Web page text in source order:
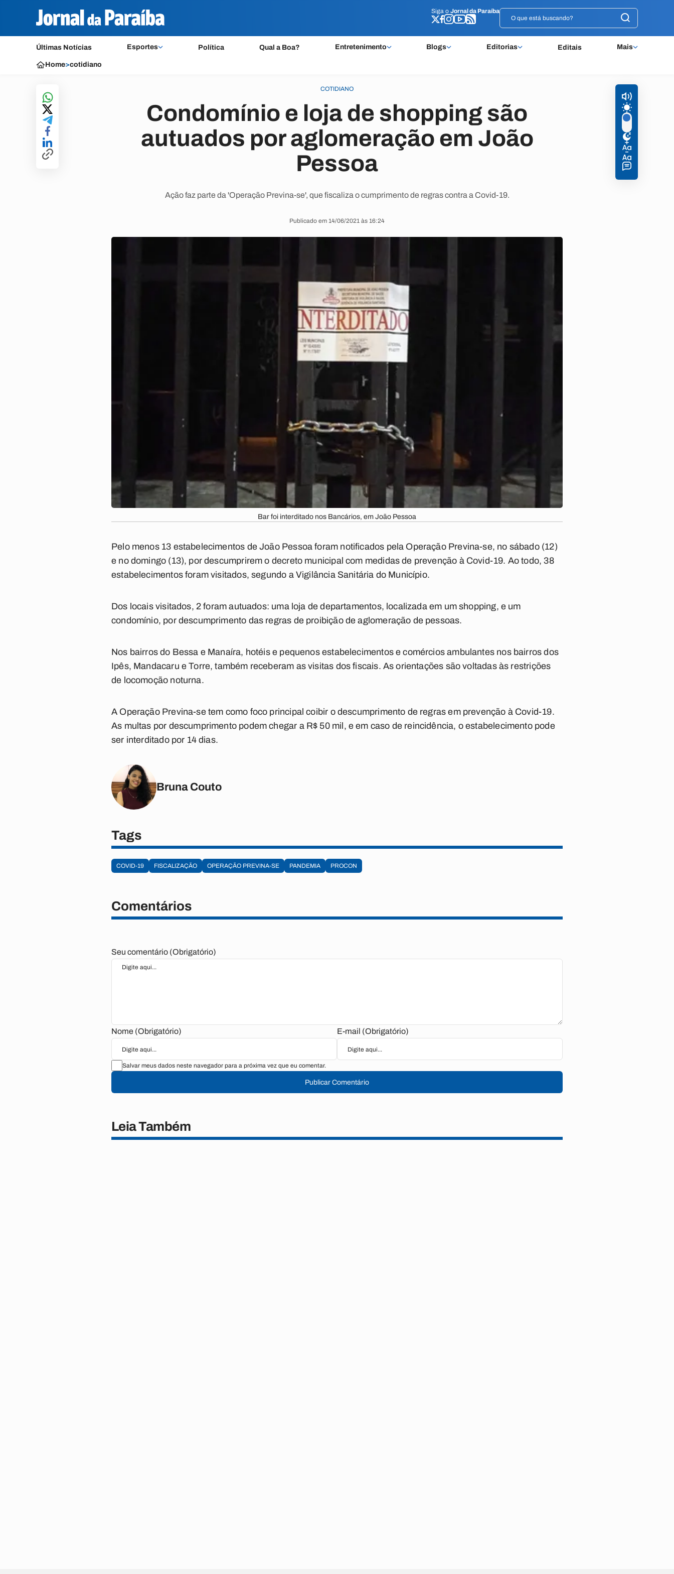
Siga o Jornal da Paraíba
Últimas Notícias Esportes Política Qual a Boa? Entretenimento Blogs Editorias Editais Mais
Siga o Jornal da Paraíba
Home>cotidiano
COTIDIANO
Condomínio e loja de shopping são
autuados por aglomeração em João
Pessoa
Ação faz parte da 'Operação Previna-se', que fiscaliza o cumprimento de regras contra a Covid-19.
Publicado em 14/06/2021 às 16:24
Bar foi interditado nos Bancários, em João Pessoa
Pelo menos 13 estabelecimentos de João Pessoa foram notificados pela Operação Previna-se, no sábado (12)
e no domingo (13), por descumprirem o decreto municipal com medidas de prevenção à Covid-19. Ao todo, 38
estabelecimentos foram visitados, segundo a Vigilância Sanitária do Município.
Dos locais visitados, 2 foram autuados: uma loja de departamentos, localizada em um shopping, e um
condomínio, por descumprimento das regras de proibição de aglomeração de pessoas.
Nos bairros do Bessa e Manaíra, hotéis e pequenos estabelecimentos e comércios ambulantes nos bairros dos
Ipês, Mandacaru e Torre, também receberam as visitas dos fiscais. As orientações são voltadas às restrições
de locomoção noturna.
A Operação Previna-se tem como foco principal coibir o descumprimento de regras em prevenção à Covid-19.
As multas por descumprimento podem chegar a R$ 50 mil, e em caso de reincidência, o estabelecimento pode
ser interditado por 14 dias.
Bruna Couto
Tags
COVID-19 FISCALIZAÇÃO OPERAÇÃO PREVINA-SE PANDEMIA PROCON
Comentários
Seu comentário (Obrigatório)
Nome (Obrigatório) E-mail (Obrigatório)
Salvar meus dados neste navegador para a próxima vez que eu comentar.
Publicar Comentário
Leia Também